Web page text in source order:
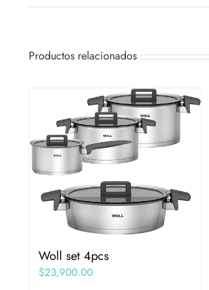
Productos relacionados
Woll set 4pcs
$23,900.00